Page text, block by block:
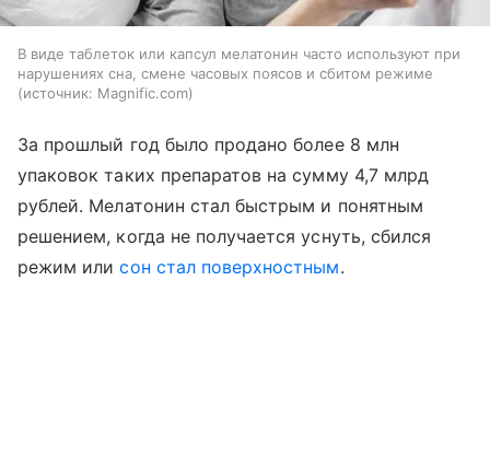
В виде таблеток или капсул мелатонин часто используют при
нарушениях сна, смене часовых поясов и сбитом режиме
источник: Magnific.com
За прошлый год было продано более 8 млн
упаковок таких препаратов на сумму 4,7 млрд
рублей. Мелатонин стал быстрым и понятным
решением, когда не получается уснуть, сбился
режим илисон стал поверхностным.